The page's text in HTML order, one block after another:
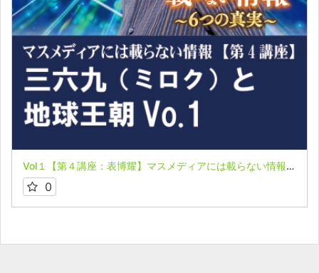
Vol１【第４講座：表博耀】マスメディアには載らない情報～６つの真実～【日ユ同祖論から世界同祖の時代へ】
0